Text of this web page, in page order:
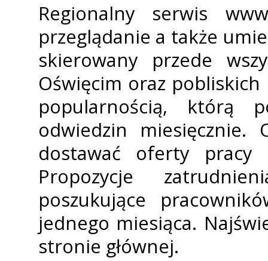
Regionalny serwis
przeglądanie a także
skierowany przede
Oświęcim oraz
popularnością, którą
odwiedzin miesięcznie.
dostawać oferty pracy
Propozycje
poszukujące
jednego miesiąca.
stronie głównej.